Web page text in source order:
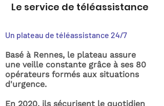
Le service de téléassistance
Un plateau de téléassistance 24/7
Basé à Rennes, le plateau assure
une veille constante grâce à ses 80
opérateurs formés aux situations
d'urgence.
En 2020, ils sécurisent le quotidien